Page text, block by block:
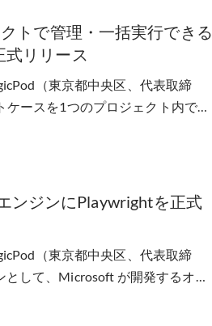
トで管理・一括実行できる
式リリース
（東京都中央区、代表取締
ースを1つのプロジェクト内でま
ンジンにPlaywrightを正式
（東京都中央区、代表取締
して、Microsoft が開発するオー